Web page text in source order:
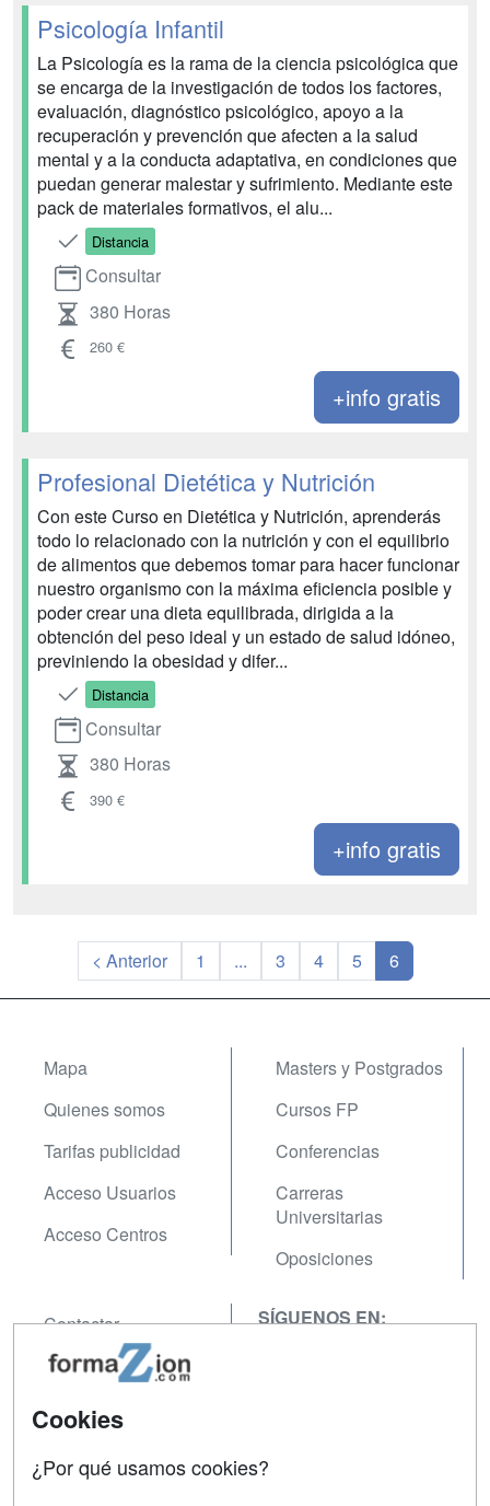
Psicología Infantil
La Psicología es la rama de la ciencia psicológica que
se encarga de la investigación de todos los factores,
evaluación, diagnóstico psicológico, apoyo a la
recuperación y prevención que afecten a la salud
mental y a la conducta adaptativa, en condiciones que
puedan generar malestar y sufrimiento. Mediante este
pack de materiales formativos, el alu...
Distancia
Consultar
380 Horas
260 €
+info gratis
Profesional Dietética y Nutrición
Con este Curso en Dietética y Nutrición, aprenderás
todo lo relacionado con la nutrición y con el equilibrio
de alimentos que debemos tomar para hacer funcionar
nuestro organismo con la máxima eficiencia posible y
poder crear una dieta equilibrada, dirigida a la
obtención del peso ideal y un estado de salud idóneo,
previniendo la obesidad y difer...
Distancia
Consultar
380 Horas
390 €
+info gratis
< Anterior 1 ... 3 4 5 6
Mapa
Quienes somos
Tarifas publicidad
Acceso Usuarios
Acceso Centros
Masters y Postgrados
Cursos FP
Conferencias
Carreras
Universitarias
Oposiciones
Contactar
Confidencialidad
Aviso legal
SÍGUENOS EN:
Cookies
¿Por qué usamos cookies?